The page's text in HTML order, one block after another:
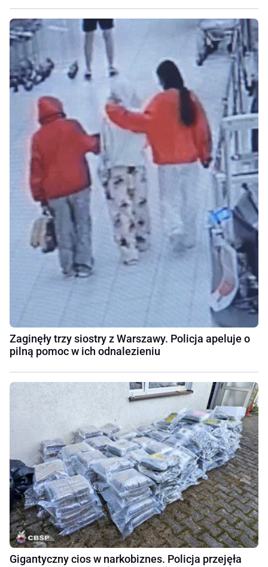
Zaginęły trzy siostry z Warszawy. Policja apeluje o
pilną pomoc w ich odnalezieniu
Gigantyczny cios w narkobiznes. Policja przejęła